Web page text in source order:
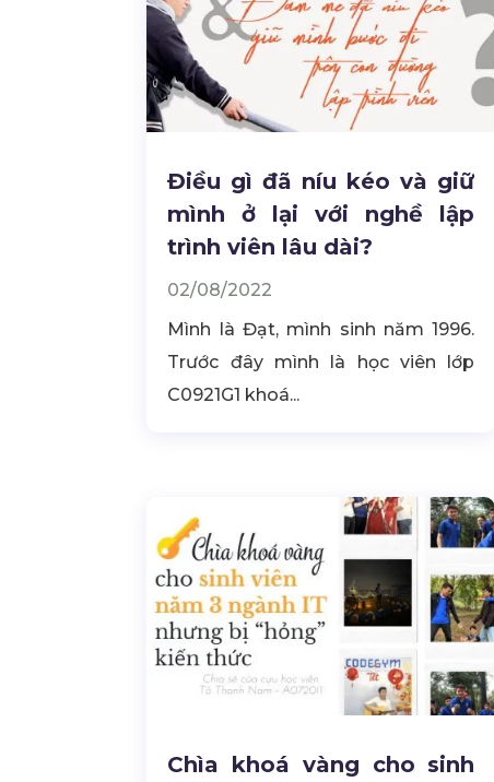
Điều gì đã níu kéo và giữ
mình ở lại với nghề lập
trình viên lâu dài?
02/08/2022
Mình là Đạt, mình sinh năm 1996.
Trước đây mình là học viên lớp
C0921G1 khoá...
Chìa khoá vàng cho sinh